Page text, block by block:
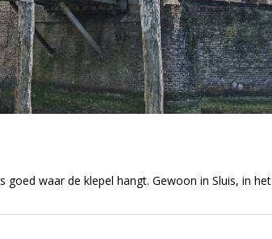
waar de klepel hangt. Gewoon in Sluis, in